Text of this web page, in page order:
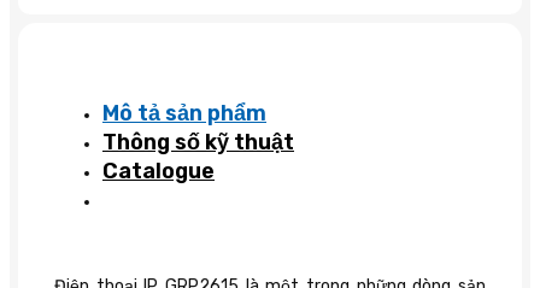
Mô tả sản phẩm
Thông số kỹ thuật
Catalogue